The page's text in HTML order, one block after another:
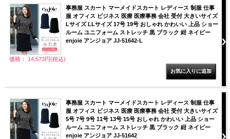
事務服 スカート マーメイドスカート レディース 制服 仕事
服 オフィス ビジネス 医療 医療事務 会社 受付 大きいサイズ
Lサイズ LLサイズ 17号 19号 おしゃれ かわいい 上品 ショー
ルーム ユニフォーム ストレッチ 黒 ブラック 紺 ネイビー
enjoie アンジョア JJ-51642-L
価格： 14,573円(税込)
事務服 スカート マーメイドスカート レディース 制服 仕事
服 オフィス ビジネス 医療 医療事務 会社 受付 大きいサイズ
5号 7号 9号 11号 13号 15号 おしゃれ かわいい 上品 ショー
ルーム ユニフォーム ストレッチ 黒 ブラック 紺 ネイビー
enjoie アンジョア JJ-51642